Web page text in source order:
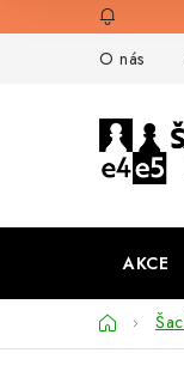
na
O nás
AKCE
Domů